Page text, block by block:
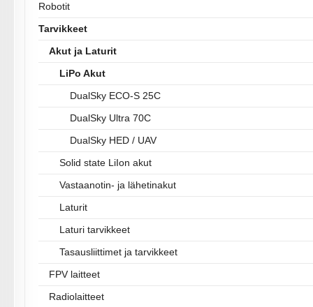
Robotit
Tarvikkeet
Akut ja Laturit
LiPo Akut
DualSky ECO-S 25C
DualSky Ultra 70C
DualSky HED / UAV
Solid state LiIon akut
Vastaanotin- ja lähetinakut
Laturit
Laturi tarvikkeet
Tasausliittimet ja tarvikkeet
FPV laitteet
Radiolaitteet